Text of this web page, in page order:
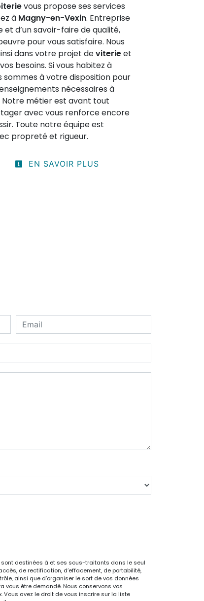
vous propose ses services
à Magny-en-Vexin. Entreprise
et d’un savoir-faire de qualité,
pour vous satisfaire. Nous
dans votre projet deviterieet
besoins. Si vous habitez à
sommes à votre disposition pour
nécessaires à
Notre métier est avant tout
avec vous renforce encore
Toute notre équipe est
propreté et rigueur.
EN SAVOIR PLUS
destinées à et ses sous-traitants dans le seul
de rectification, d’effacement, de portabilité,
ainsi que d’organiser le sort de vos données
vous être demandé. Nous conservons vos
avez le droit de vous inscrire sur la liste